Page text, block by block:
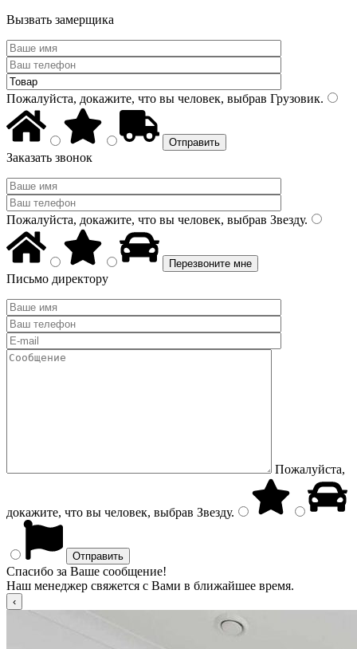
Вызвать замерщика
Пожалуйста, докажите, что вы человек, выбрав Грузовик.
Заказать звонок
Пожалуйста, докажите, что вы человек, выбрав Звезду.
Письмо директору
Пожалуйста,
докажите, что вы человек, выбрав Звезду.
Спасибо за Ваше сообщение!
Наш менеджер свяжется с Вами в ближайшее время.